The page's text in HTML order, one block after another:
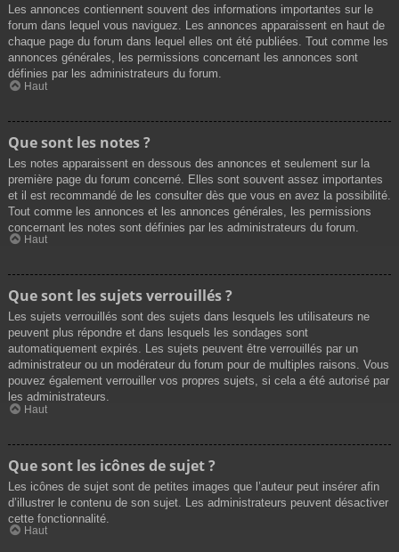
Les annonces contiennent souvent des informations importantes sur le
forum dans lequel vous naviguez. Les annonces apparaissent en haut de
chaque page du forum dans lequel elles ont été publiées. Tout comme les
annonces générales, les permissions concernant les annonces sont
définies par les administrateurs du forum.
Haut
Que sont les notes ?
Les notes apparaissent en dessous des annonces et seulement sur la
première page du forum concerné. Elles sont souvent assez importantes
et il est recommandé de les consulter dès que vous en avez la possibilité.
Tout comme les annonces et les annonces générales, les permissions
concernant les notes sont définies par les administrateurs du forum.
Haut
Que sont les sujets verrouillés ?
Les sujets verrouillés sont des sujets dans lesquels les utilisateurs ne
peuvent plus répondre et dans lesquels les sondages sont
automatiquement expirés. Les sujets peuvent être verrouillés par un
administrateur ou un modérateur du forum pour de multiples raisons. Vous
pouvez également verrouiller vos propres sujets, si cela a été autorisé par
les administrateurs.
Haut
Que sont les icônes de sujet ?
Les icônes de sujet sont de petites images que l’auteur peut insérer afin
d’illustrer le contenu de son sujet. Les administrateurs peuvent désactiver
cette fonctionnalité.
Haut